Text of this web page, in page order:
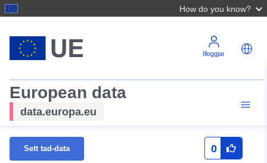
How do you know?
Illoggjar
European data
data.europa.eu
Sett tad-data 0